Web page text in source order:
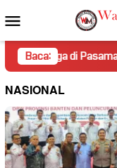
ke
kontenMobile
Baca:
di Pasaman Tanpa
NASIONAL